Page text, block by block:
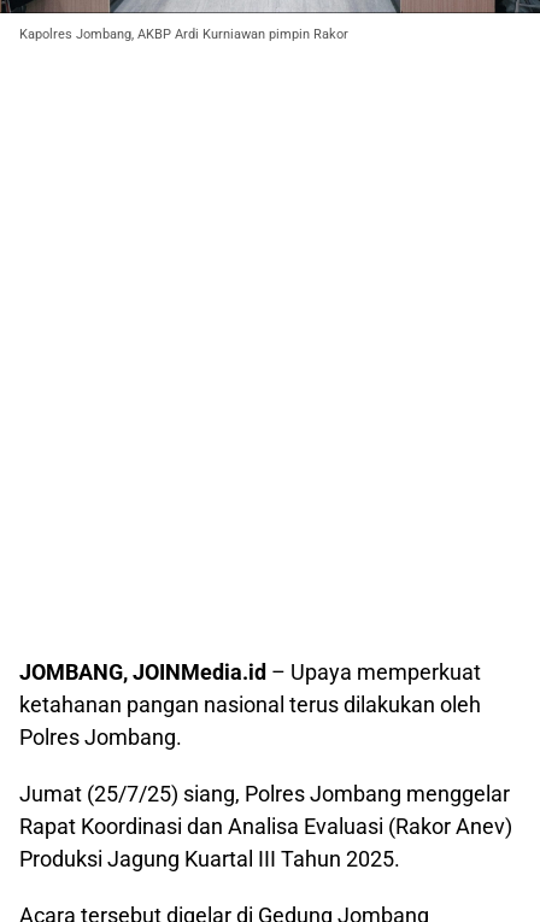
Kapolres Jombang, AKBP Ardi Kurniawan pimpin Rakor
JOMBANG, JOINMedia.id – Upaya memperkuat
ketahanan pangan nasional terus dilakukan oleh
Polres Jombang.
Jumat (25/7/25) siang, Polres Jombang menggelar
Rapat Koordinasi dan Analisa Evaluasi (Rakor Anev)
Produksi Jagung Kuartal III Tahun 2025.
Acara tersebut digelar di Gedung Jombang